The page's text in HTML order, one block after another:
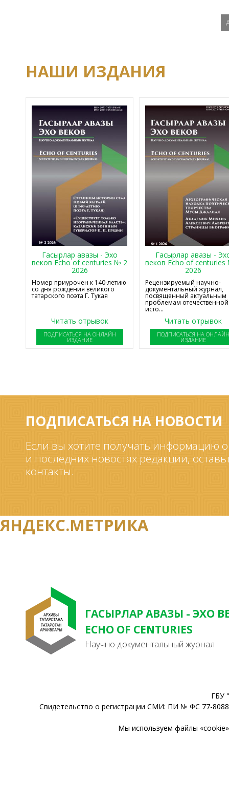
НАШИ ИЗДАНИЯ
Гасырлар авазы - Эхо
веков Echo of centuries № 2
2026
Номер приурочен к 140-летию
со дня рождения великого
татарского поэта Г. Тукая
Читать отрывок
ПОДПИСАТЬСЯ НА ОНЛАЙН
ИЗДАНИЕ
Гасырлар авазы -
веков Echo of
2026
Рецензируемый научно-
документальный журнал,
посвященный актуальным
проблемам отечественной
исто...
Читать отрывок
ПОДПИСАТЬСЯ НА
ИЗДАНИЕ
ПОДПИСАТЬСЯ НА НОВОСТИ
Если вы хотите получать информацию
и последних новостях редакции,
контакты.
ЯНДЕКС.МЕТРИКА
ГАСЫРЛАР АВАЗЫ - ЭХО
ECHO OF CENTURIES
Научно-документальный журнал
ГБУ
Свидетельство о регистрации СМИ: ПИ № ФС 77-
Мы используем файлы «cookie»